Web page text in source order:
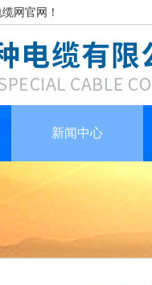
网官网！
新闻中心